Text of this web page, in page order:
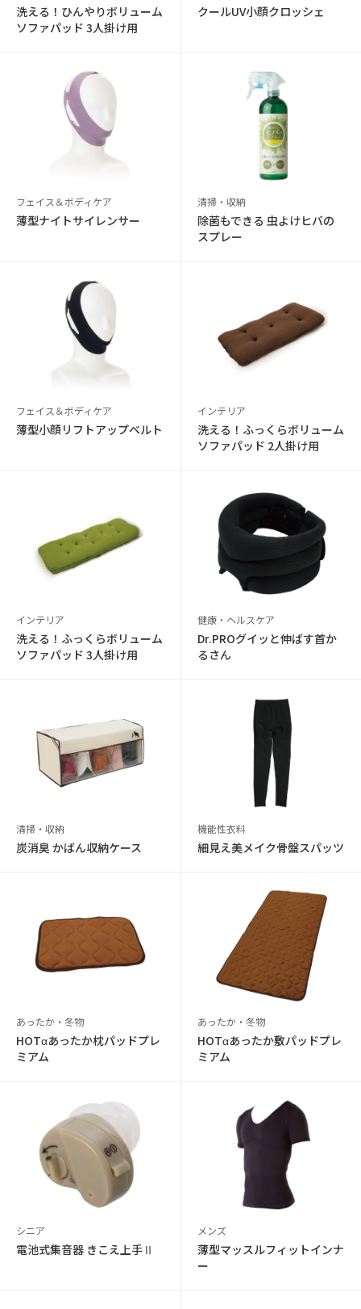
洗える！ひんやりボリューム
ソファパッド 3人掛け用
クールUV小顔クロッシェ
フェイス＆ボディケア
薄型ナイトサイレンサー
清掃・収納
除菌もできる 虫よけヒバの
スプレー
フェイス＆ボディケア
薄型小顔リフトアップベルト
インテリア
洗える！ふっくらボリューム
ソファパッド 2人掛け用
インテリア
洗える！ふっくらボリューム
ソファパッド 3人掛け用
健康・ヘルスケア
Dr.PROグイッと伸ばす首か
るさん
清掃・収納
炭消臭 かばん収納ケース
機能性衣料
細見え美メイク骨盤スパッツ
あったか・冬物
HOTαあったか枕パッドプレ
ミアム
あったか・冬物
HOTαあったか敷パッドプレ
ミアム
シニア
電池式集音器 きこえ上手Ⅱ
メンズ
薄型マッスルフィットインナ
ー